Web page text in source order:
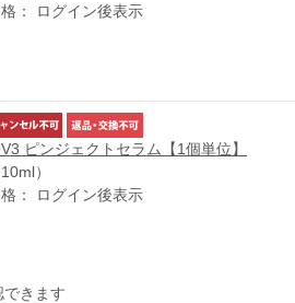
： ログイン後表示
ピンジェクトセラム【1個単位】
10ml）
： ログイン後表示
きます